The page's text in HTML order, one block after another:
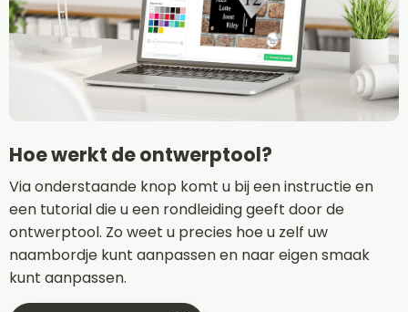
Hoe werkt de ontwerptool?
Via onderstaande knop komt u bij een instructie en
een tutorial die u een rondleiding geeft door de
ontwerptool. Zo weet u precies hoe u zelf uw
naambordje kunt aanpassen en naar eigen smaak
kunt aanpassen.